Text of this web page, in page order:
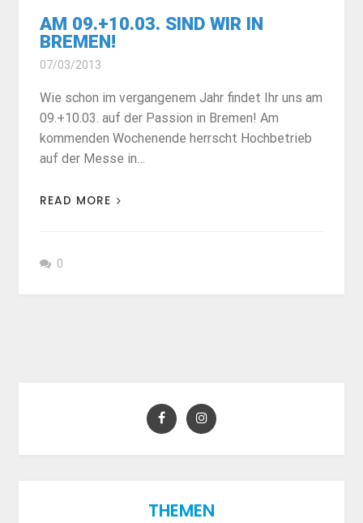
AM 09.+10.03. SIND WIR IN
BREMEN!
07/03/2013
Wie schon im vergangenem Jahr findet Ihr uns am
09.+10.03. auf der Passion in Bremen! Am
kommenden Wochenende herrscht Hochbetrieb
auf der Messe in…
READ MORE
0
THEMEN